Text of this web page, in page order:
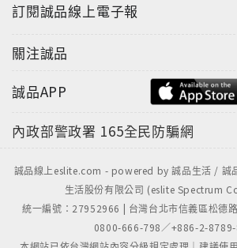
訂閱誠品線上電子報
關注誠品
誠品APP
內政部警政署 165全民防騙網
誠品線上eslite.com - powered by 誠品生活 / 誠
生活股份有限公司 (eslite Spectrum
統一編號：27952966 | 台灣台北市信義區松德
0800-666-798／+886-2-8789-